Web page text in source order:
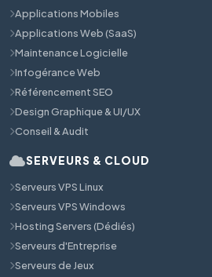
Applications Mobiles
Applications Web (SaaS)
Maintenance Logicielle
Infogérance Web
Référencement SEO
Design Graphique & UI/UX
Conseil & Audit
SERVEURS & CLOUD
Serveurs VPS Linux
Serveurs VPS Windows
Hosting Servers (Dédiés)
Serveurs d'Entreprise
Serveurs de Jeux